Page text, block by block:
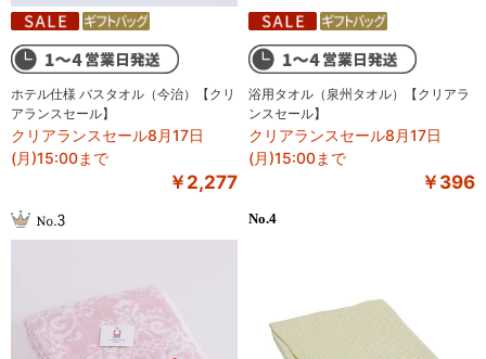
ホテル仕様 バスタオル（今治）【クリ
アランスセール】
クリアランスセール8月17日
(月)15:00まで
￥2,277
浴用タオル（泉州タオル）【クリアラ
ンスセール】
クリアランスセール8月17日
(月)15:00まで
￥396
4